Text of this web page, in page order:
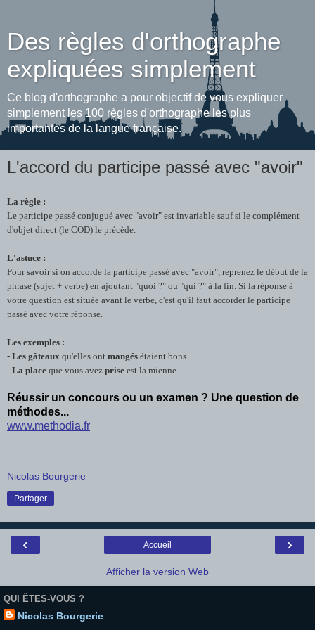
Des règles d'orthographe
expliquées simplement
Ce blog d'orthographe a pour objectif de vous expliquer
simplement les 100 règles d'orthographe les plus
importantes de la langue française.
L'accord du participe passé avec "avoir"
La règle :
Le participe passé conjugué avec "avoir" est invariable sauf si le complément
d'objet direct (le COD) le précède.
L'astuce :
Pour savoir si on accorde la participe passé avec "avoir", reprenez le début de la
phrase (sujet + verbe) en ajoutant "quoi ?" ou "qui ?" à la fin. Si la réponse à
votre question est située avant le verbe, c'est qu'il faut accorder le participe
passé avec votre réponse.
Les exemples :
- Les gâteaux qu'elles ont mangés étaient bons.
- La place que vous avez prise est la mienne.
Réussir un concours ou un examen ? Une question de
méthodes...
www.methodia.fr
Nicolas Bourgerie
Partager
‹ ›
Accueil
Afficher la version Web
QUI ÊTES-VOUS ?
Nicolas Bourgerie